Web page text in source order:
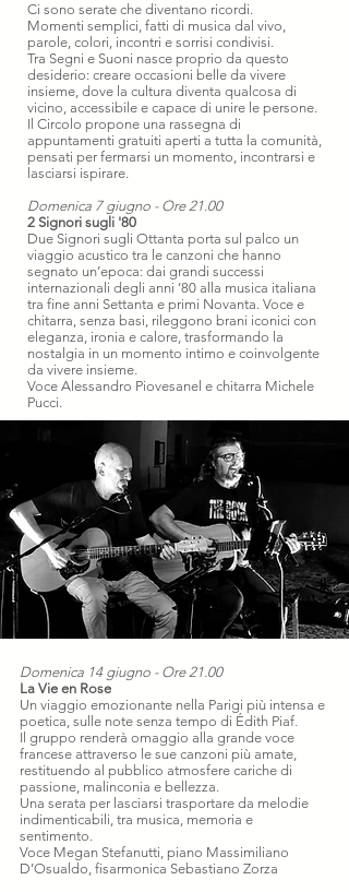
Ci sono serate che diventano ricordi.
Momenti semplici, fatti di musica dal vivo,
parole, colori, incontri e sorrisi condivisi.
Tra Segni e Suoni nasce proprio da questo
desiderio: creare occasioni belle da vivere
insieme, dove la cultura diventa qualcosa di
vicino, accessibile e capace di unire le persone.
Il Circolo propone una rassegna di
appuntamenti gratuiti aperti a tutta la comunità,
pensati per fermarsi un momento, incontrarsi e
lasciarsi ispirare.
Domenica 7 giugno - Ore 21.00
2 Signori sugli '80
Due Signori sugli Ottanta porta sul palco un
viaggio acustico tra le canzoni che hanno
segnato un’epoca: dai grandi successi
internazionali degli anni ’80 alla musica italiana
tra fine anni Settanta e primi Novanta. Voce e
chitarra, senza basi, rileggono brani iconici con
eleganza, ironia e calore, trasformando la
nostalgia in un momento intimo e coinvolgente
da vivere insieme.
Voce Alessandro Piovesanel e chitarra Michele
Pucci.
Domenica 14 giugno - Ore 21.00
La Vie en Rose
Un viaggio emozionante nella Parigi più intensa e
poetica, sulle note senza tempo di Édith Piaf.
Il gruppo renderà omaggio alla grande voce
francese attraverso le sue canzoni più amate,
restituendo al pubblico atmosfere cariche di
passione, malinconia e bellezza.
Una serata per lasciarsi trasportare da melodie
indimenticabili, tra musica, memoria e
sentimento.
Voce Megan Stefanutti, piano Massimiliano
D’Osualdo, fisarmonica Sebastiano Zorza